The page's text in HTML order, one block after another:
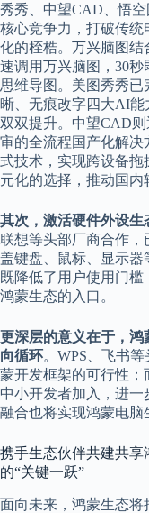
秀秀、中望CAD、悟
核心竞争力，打破传
化的桎梏。万兴脑图
速调用万兴脑图，30
思维导图。美图秀秀
晰、无痕改字四大AI
双双提升。中望CAD
审的全流程国产化解
式技术，实现跨设备拖
元化的选择，推动国内
其次，激活硬件外设生
联想等头部厂商合作，
盖键盘、鼠标、显示器
既降低了用户使用门
鸿蒙生态的入口。
更深层的意义在于，鸿
向循环。WPS、飞书
蒙开发框架的可行性；
中小开发者加入，进
融合也将实现鸿蒙电脑
携手生态伙伴共建共享
的“关键一跃”
面向未来，鸿蒙生态